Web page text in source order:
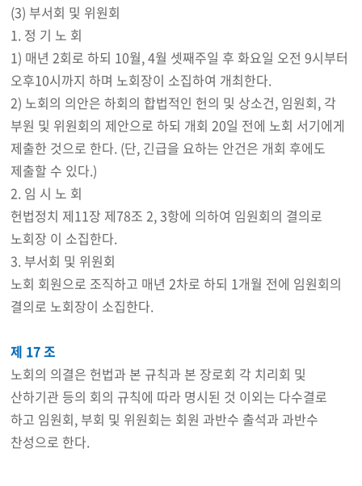
(3) 부서회 및 위원회
1. 정 기 노 회
1) 매년 2회로 하되 10월, 4월 셋째주일 후 화요일 오전 9시부터
오후10시까지 하며 노회장이 소집하여 개최한다.
2) 노회의 의안은 하회의 합법적인 헌의 및 상소건, 임원회, 각
부원 및 위원회의 제안으로 하되 개회 20일 전에 노회 서기에게
제출한 것으로 한다. (단, 긴급을 요하는 안건은 개회 후에도
제출할 수 있다.)
2. 임 시 노 회
헌법정치 제11장 제78조 2, 3항에 의하여 임원회의 결의로
노회장 이 소집한다.
3. 부서회 및 위원회
노회 회원으로 조직하고 매년 2차로 하되 1개월 전에 임원회의
결의로 노회장이 소집한다.
제 17 조
노회의 의결은 헌법과 본 규칙과 본 장로회 각 치리회 및
산하기관 등의 회의 규칙에 따라 명시된 것 이외는 다수결로
하고 임원회, 부회 및 위원회는 회원 과반수 출석과 과반수
찬성으로 한다.